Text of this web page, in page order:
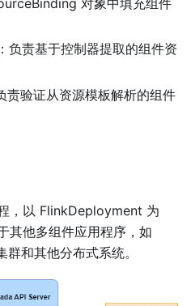
：负责基于控制器提取的组件资
责验证从资源模板解析的组件
，以 FlinkDeployment 为
其他多组件应用程序，如
和其他分布式系统。